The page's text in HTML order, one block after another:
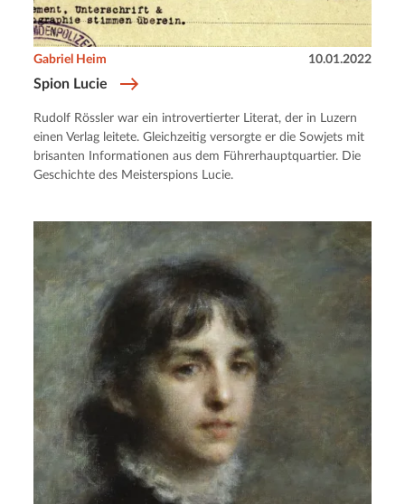
Spion Lucie
Gabriel Heim 10.01.2022
Rudolf Rössler war ein introvertierter Literat, der in Luzern
einen Verlag leitete. Gleichzeitig versorgte er die Sowjets mit
brisanten Informationen aus dem Führerhauptquartier. Die
Geschichte des Meisterspions Lucie.